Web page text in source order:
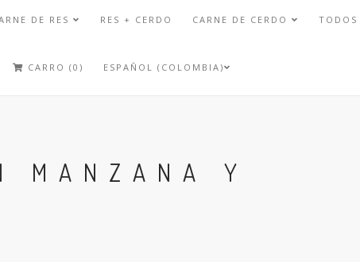
DE RES RES + CERDO CARNE DE CERDO TODOS
CARRO (0) ESPAÑOL (COLOMBIA)
MANZANA Y